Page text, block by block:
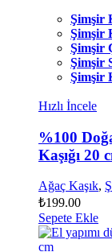
Şimşir
Şimşir
Şimşir
Şimşir
Şimşir
Hızlı İncele
%100
Kaşığı 20
Ağaç Kaşık,
₺199.00
Sepete Ekle